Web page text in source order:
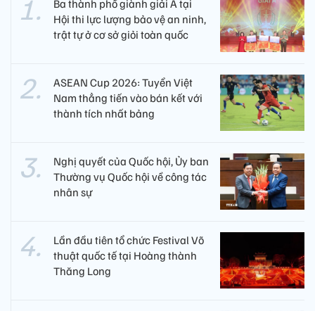
Ba thành phố giành giải A tại
Hội thi lực lượng bảo vệ an ninh,
trật tự ở cơ sở giỏi toàn quốc
ASEAN Cup 2026: Tuyển Việt
Nam thẳng tiến vào bán kết với
thành tích nhất bảng
Nghị quyết của Quốc hội, Ủy ban
Thường vụ Quốc hội về công tác
nhân sự
Lần đầu tiên tổ chức Festival Võ
thuật quốc tế tại Hoàng thành
Thăng Long